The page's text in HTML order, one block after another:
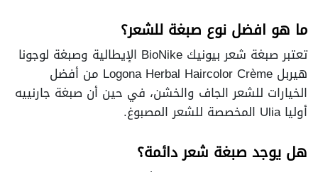
ما هو افضل نوع صبغة للشعر؟
تعتبر صبغة شعر بيونيك BioNike الإيطالية وصبغة لوجونا
هيربل Logona Herbal Haircolor Crème من أفضل
الخيارات للشعر الجاف والخشن، في حين أن صبغة جارنييه
أوليا Ulia المخصصة للشعر المصبوغ.
هل يوجد صبغة شعر دائمة؟